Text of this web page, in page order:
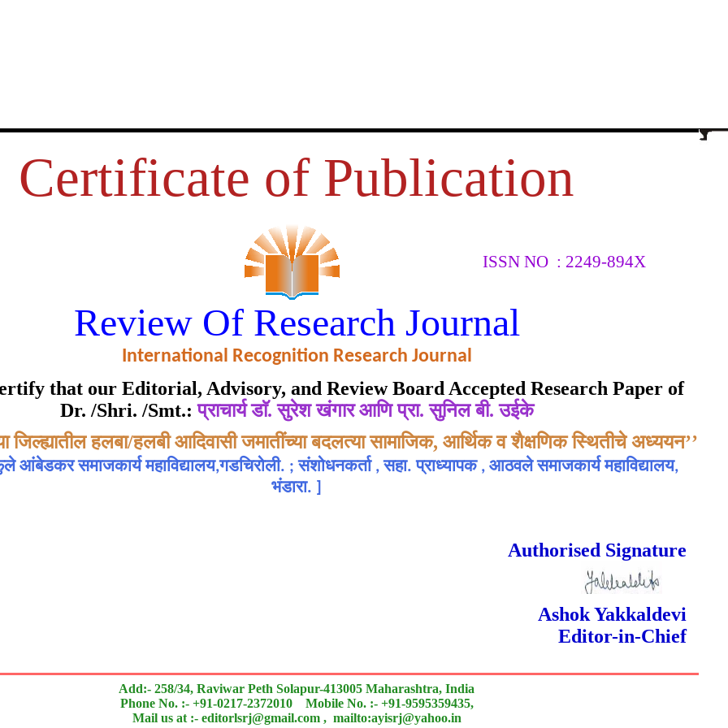
Certificate of Publication
ISSN NO : 2249-894X
Review Of Research Journal
International Recognition Research Journal
that our Editorial, Advisory, and Review Board Accepted Research Paper of
Dr. /Shri. /Smt.:प्राचार्य डाॅ. सुरेश खंगार आणि प्रा. सुनिल बी. उईके
जिल्ह्यातील हलबा/हलबी आदिवासी जमातींच्या बदलत्या सामाजिक, आर्थिक व शैक्षणिक स्थितीचे अध्ययन’’
आंबेडकर समाजकार्य महाविद्यालय,गडचिरोली. ; संशोधनकर्ता , सहा. प्राध्यापक , आठवले समाजकार्य महाविद्यालय,
भंडारा.
Authorised Signature
Ashok Yakkaldevi
Editor-in-Chief
Add:- 258/34, Raviwar Peth Solapur-413005 Maharashtra, India
Phone No. :- +91-0217-2372010 Mobile No. :- +91-9595359435,
Mail us at :- editorlsrj@gmail.com , mailto:ayisrj@yahoo.in
हलबी आदिवासी जमातींच्या बदलत्या सामाजिक,
व शैक्षणिक स्थितीचे अध्ययन’’
of Excellence in Reviewing
Awarded to
डाॅ. सुरेश खंगार आणि प्रा. सुनिल बी. उईके